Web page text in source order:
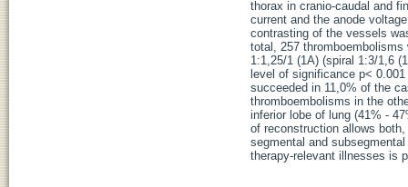
thorax in cranio-caudal and
current and the anode
contrasting of the vessels
total, 257
1:1,25/1 (1A) (spiral 1:3/1,6
level of significance p<
succeeded in 11,0% of the
thromboembolisms in the
inferior lobe of lung (41% -
of reconstruction allows
segmental and
therapy-relevant illnesses is